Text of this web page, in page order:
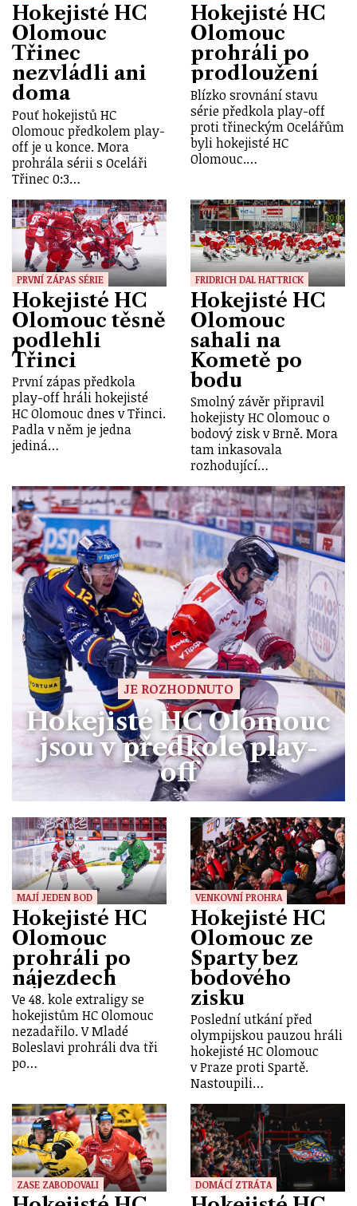
Hokejisté HC
Olomouc
Třinec
nezvládli ani
doma
Pouť hokejistů HC
Olomouc předkolem play-
off je u konce. Mora
prohrála sérii s Oceláři
Třinec 0:3…
Hokejisté HC
Olomouc
prohráli po
prodloužení
Blízko srovnání stavu
série předkola play-off
proti třineckým Ocelářům
byli hokejisté HC
Olomouc.…
PRVNÍ ZÁPAS SÉRIE
Hokejisté HC
Olomouc těsně
podlehli
Třinci
První zápas předkola
play-off hráli hokejisté
HC Olomouc dnes v Třinci.
Padla v něm je jedna
jediná…
FRIDRICH DAL HATTRICK
Hokejisté HC
Olomouc
sahali na
Kometě po
bodu
Smolný závěr připravil
hokejisty HC Olomouc o
bodový zisk v Brně. Mora
tam inkasovala
rozhodující…
JE ROZHODNUTO
Hokejisté HC Olomouc
jsou v předkole play-
off
MAJÍ JEDEN BOD
Hokejisté HC
Olomouc
prohráli po
nájezdech
Ve 48. kole extraligy se
hokejistům HC Olomouc
nezadařilo. V Mladé
Boleslavi prohráli dva tři
po…
VENKOVNÍ PROHRA
Hokejisté HC
Olomouc ze
Sparty bez
bodového
zisku
Poslední utkání před
olympijskou pauzou hráli
hokejisté HC Olomouc
v Praze proti Spartě.
Nastoupili…
ZASE ZABODOVALI DOMÁCÍ ZTRÁTA